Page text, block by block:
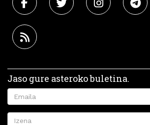
Jaso gure asteroko buletina.